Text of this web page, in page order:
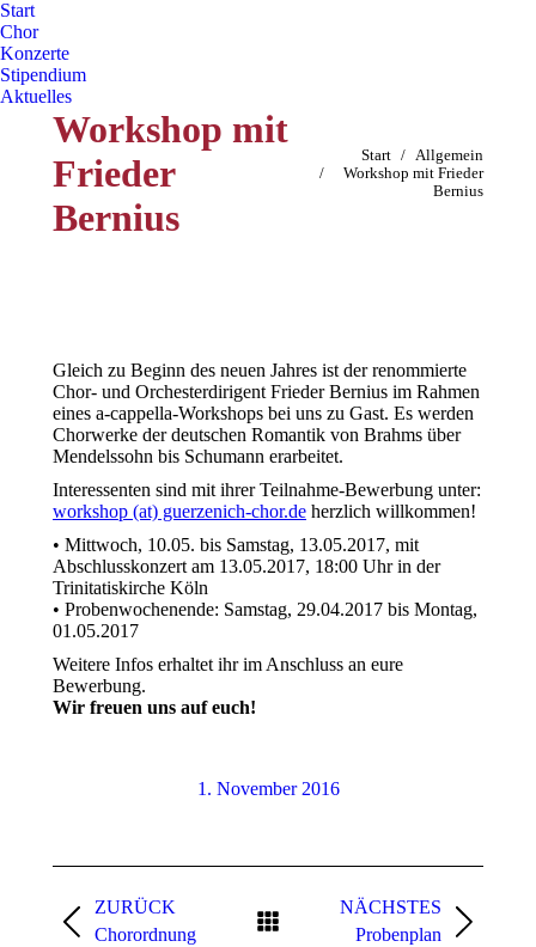
Start
Chor
Konzerte
Stipendium
Aktuelles
Workshop mit
Frieder
Bernius
Sie befinden sich hier:
Start
Allgemein
Workshop mit Frieder
Bernius
Gleich zu Beginn des neuen Jahres ist der renommierte
Chor- und Orchesterdirigent Frieder Bernius im Rahmen
eines a-cappella-Workshops bei uns zu Gast. Es werden
Chorwerke der deutschen Romantik von Brahms über
Mendelssohn bis Schumann erarbeitet.
Interessenten sind mit ihrer Teilnahme-Bewerbung unter:
workshop (at) guerzenich-chor.de herzlich willkommen!
• Mittwoch, 10.05. bis Samstag, 13.05.2017, mit
Abschlusskonzert am 13.05.2017, 18:00 Uhr in der
Trinitatiskirche Köln
• Probenwochenende: Samstag, 29.04.2017 bis Montag,
01.05.2017
Weitere Infos erhaltet ihr im Anschluss an eure
Bewerbung.
Wir freuen uns auf euch!
1. November 2016
ZURÜCK
Vorheriger
Chorordnung
NÄCHSTES
NächsterProbenplan